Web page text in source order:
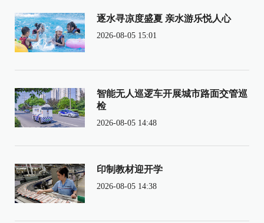
逐水寻凉度盛夏 亲水游乐悦人心
2026-08-05 15:01
智能无人巡逻车开展城市路面交管巡
检
2026-08-05 14:48
印制教材迎开学
2026-08-05 14:38